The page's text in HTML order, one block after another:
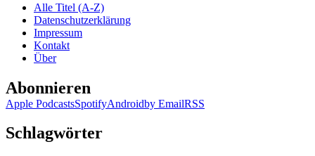
Alle Titel (A-Z)
Datenschutzerklärung
Impressum
Kontakt
Über
Abonnieren
Apple PodcastsSpotifyAndroidby EmailRSS
Schlagwörter